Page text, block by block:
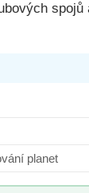
planet